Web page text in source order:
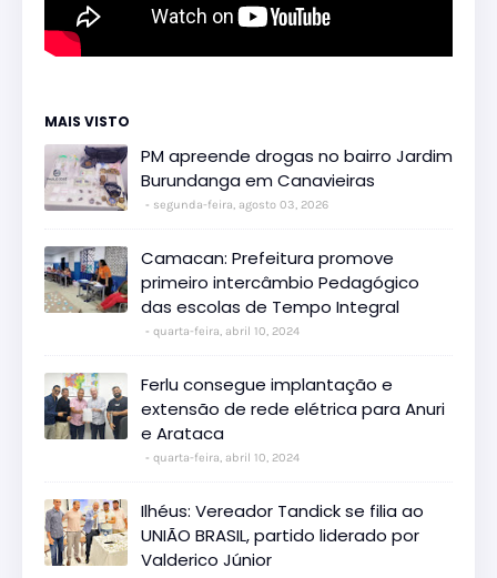
MAIS VISTO
PM apreende drogas no bairro Jardim
Burundanga em Canavieiras
segunda-feira, agosto 03, 2026
Camacan: Prefeitura promove
primeiro intercâmbio Pedagógico
das escolas de Tempo Integral
quarta-feira, abril 10, 2024
Ferlu consegue implantação e
extensão de rede elétrica para Anuri
e Arataca
quarta-feira, abril 10, 2024
Ilhéus: Vereador Tandick se filia ao
UNIÃO BRASIL, partido liderado por
Valderico Júnior